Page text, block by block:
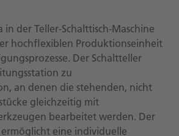
in der Teller-Schalttisch-Maschine
hochflexiblen Produktionseinheit
Der Schaltteller
zu
an denen die stehenden, nicht
gleichzeitig mit
bearbeitet werden. Der
eine individuelle